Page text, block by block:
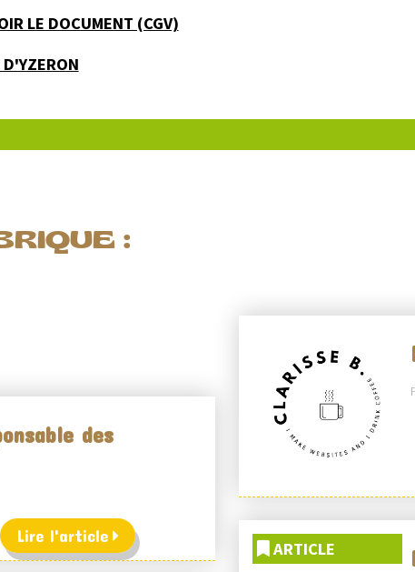
LE DOCUMENT (CGV)
:
des
Lire l'article
ARTICLE